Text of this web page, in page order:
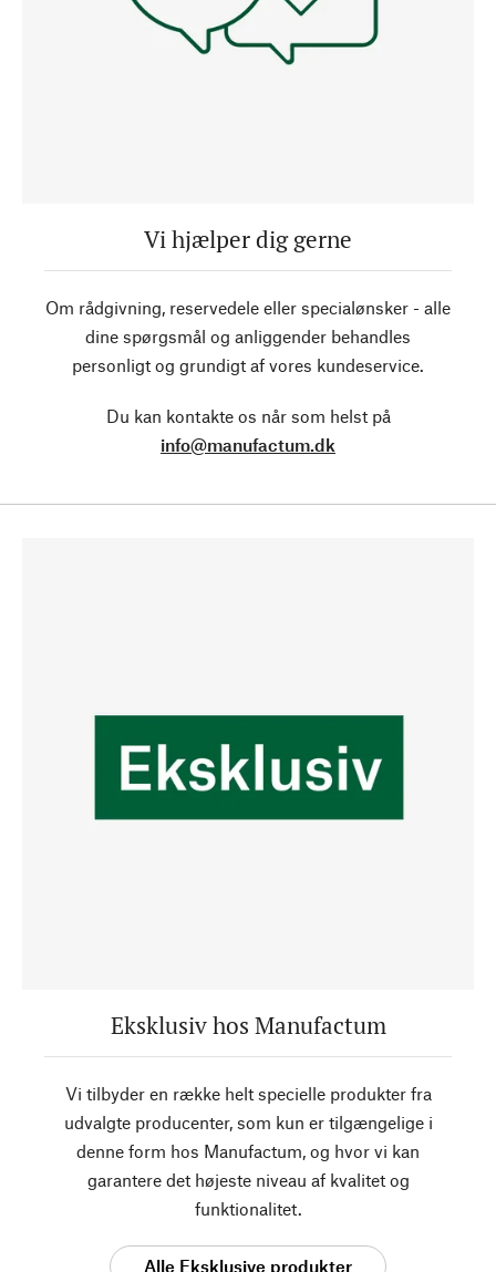
Vi hjælper dig gerne
Om rådgivning, reservedele eller specialønsker - alle
dine spørgsmål og anliggender behandles
personligt og grundigt af vores kundeservice.
Du kan kontakte os når som helst på
info@manufactum.dk
Eksklusiv hos Manufactum
Vi tilbyder en række helt specielle produkter fra
udvalgte producenter, som kun er tilgængelige i
denne form hos Manufactum, og hvor vi kan
garantere det højeste niveau af kvalitet og
funktionalitet.
Alle Eksklusive produkter